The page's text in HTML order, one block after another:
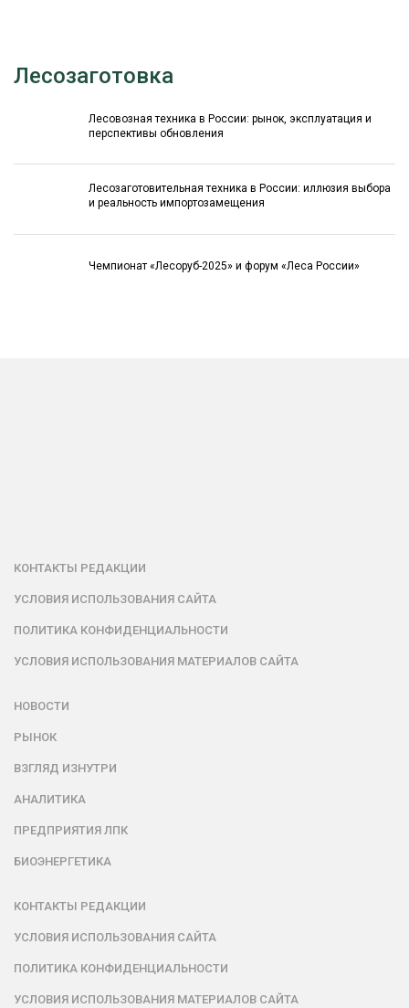
Лесозаготовка
Лесовозная техника в России: рынок, эксплуатация и
перспективы обновления
Лесозаготовительная техника в России: иллюзия выбора
и реальность импортозамещения
Чемпионат «Лесоруб-2025» и форум «Леса России»
КОНТАКТЫ РЕДАКЦИИ
УСЛОВИЯ ИСПОЛЬЗОВАНИЯ САЙТА
ПОЛИТИКА КОНФИДЕНЦИАЛЬНОСТИ
УСЛОВИЯ ИСПОЛЬЗОВАНИЯ МАТЕРИАЛОВ САЙТА
НОВОСТИ
РЫНОК
ВЗГЛЯД ИЗНУТРИ
АНАЛИТИКА
ПРЕДПРИЯТИЯ ЛПК
БИОЭНЕРГЕТИКА
КОНТАКТЫ РЕДАКЦИИ
УСЛОВИЯ ИСПОЛЬЗОВАНИЯ САЙТА
ПОЛИТИКА КОНФИДЕНЦИАЛЬНОСТИ
УСЛОВИЯ ИСПОЛЬЗОВАНИЯ МАТЕРИАЛОВ САЙТА